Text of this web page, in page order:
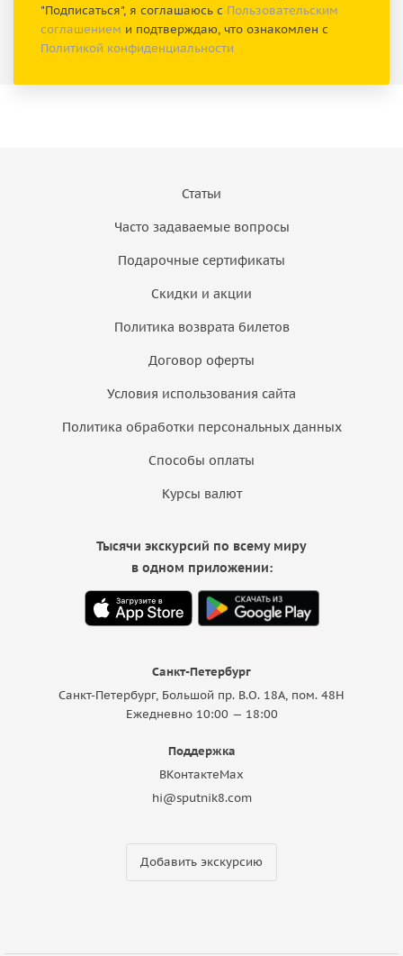
"Подписаться", я соглашаюсь с Пользовательским
соглашением и подтверждаю, что ознакомлен с
Политикой конфиденциальности
Статьи
Часто задаваемые вопросы
Подарочные сертификаты
Скидки и акции
Политика возврата билетов
Договор оферты
Условия использования сайта
Политика обработки персональных данных
Способы оплаты
Курсы валют
Санкт-Петербург
Санкт-Петербург, Большой пр. В.О. 18A, пом. 48Н
Ежедневно 10:00 — 18:00
Поддержка
ВКонтактеMax
hi@sputnik8.com
Добавить экскурсию
Тысячи экскурсий по всему миру
в одном приложении: